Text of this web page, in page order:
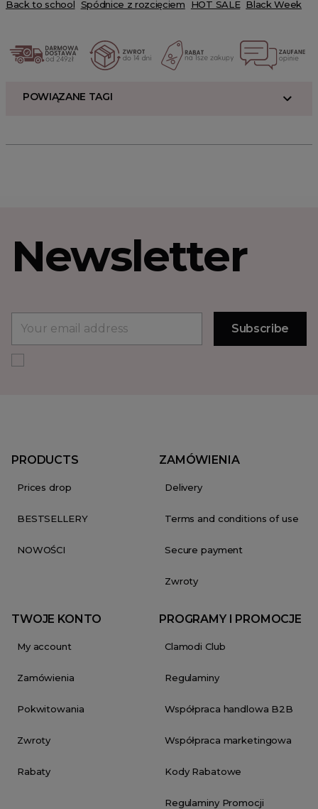
Back to school Spódnice z rozcięciem HOT SALE Black Week
POWIĄZANE TAGI
Newsletter
PRODUCTS
Prices drop
BESTSELLERY
NOWOŚCI
ZAMÓWIENIA
Delivery
Terms and conditions of use
Secure payment
Zwroty
TWOJE KONTO
My account
Zamówienia
Pokwitowania
Zwroty
Rabaty
PROGRAMY I PROMOCJE
Clamodi Club
Regulaminy
Współpraca handlowa B2B
Współpraca marketingowa
Kody Rabatowe
Regulaminy Promocji